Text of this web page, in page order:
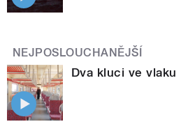
NEJPOSLOUCHANĚJŠÍ
Dva kluci ve vlaku